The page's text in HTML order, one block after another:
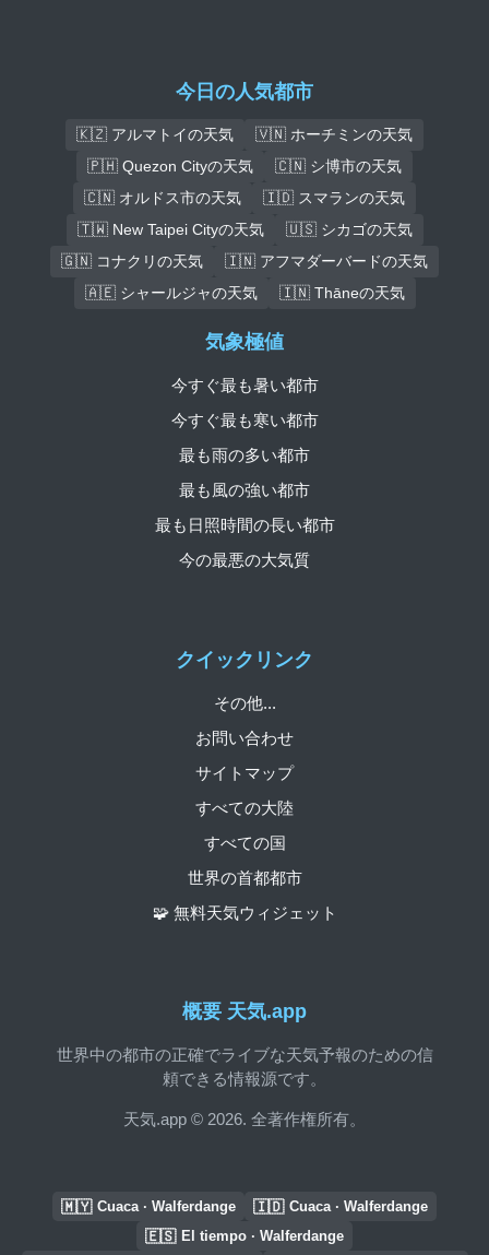
今日の人気都市
🇰🇿 アルマトイの天気
🇻🇳 ホーチミンの天気
🇵🇭 Quezon Cityの天気
🇨🇳 シ博市の天気
🇨🇳 オルドス市の天気
🇮🇩 スマランの天気
🇹🇼 New Taipei Cityの天気
🇺🇸 シカゴの天気
🇬🇳 コナクリの天気
🇮🇳 アフマダーバードの天気
🇦🇪 シャールジャの天気
🇮🇳 Thāneの天気
概要 天気.app
世界中の都市の正確でライブな天気予報のための信
頼できる情報源です。
天気.app © 2026. 全著作権所有。
クイックリンク
その他...
お問い合わせ
サイトマップ
すべての大陸
すべての国
世界の首都都市
🧩 無料天気ウィジェット
気象極値
今すぐ最も暑い都市
今すぐ最も寒い都市
最も雨の多い都市
最も風の強い都市
最も日照時間の長い都市
今の最悪の大気質
🇲🇾 Cuaca · Walferdange 🇮🇩 Cuaca · Walferdange
🇪🇸 El tiempo · Walferdange